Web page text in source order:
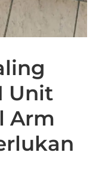
Unit
Arm